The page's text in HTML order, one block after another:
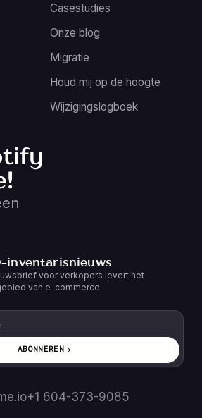
Casestudies
Onze blog
Migratie
Houd mij op de hoogte
Wijzigingslogboek
inventarisnieuws
voor verkopers levert het
van e-commerce.
ABONNEREN
+1 604-373-9085